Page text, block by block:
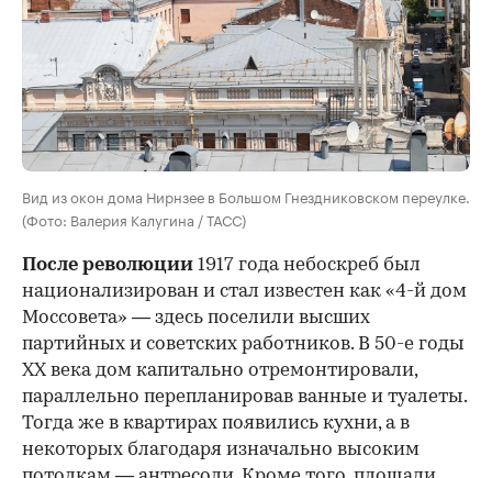
Вид из окон дома Нирнзее в Большом Гнездниковском переулке.
(Фото: Валерия Калугина / ТАСС)
После революции 1917 года небоскреб был
национализирован и стал известен как «4-й дом
Моссовета» — здесь поселили высших
партийных и советских работников. В 50-е годы
ХХ века дом капитально отремонтировали,
параллельно перепланировав ванные и туалеты.
Тогда же в квартирах появились кухни, а в
некоторых благодаря изначально высоким